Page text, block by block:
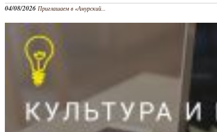
04/08/2026 Приглашаем в «Амурский...